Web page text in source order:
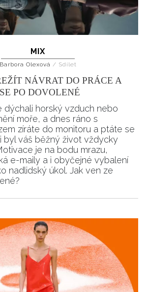
MIX
Barbora Olexová / Sdílet
NÁVRAT DO PRÁCE A
PO DOVOLENÉ
dýchali horský vzduch nebo
moře, a dnes ráno s
zíráte do monitoru a ptáte se
byl váš běžný život vždycky
je na bodu mrazu,
e-maily a i obyčejné vybalení
nadlidský úkol. Jak ven ze